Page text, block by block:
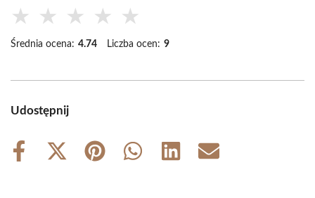
★ ★ ★ ★ ★
Średnia ocena: 4.74 Liczba ocen: 9
Udostępnij
Share
Share
Share
Share
Share
Share